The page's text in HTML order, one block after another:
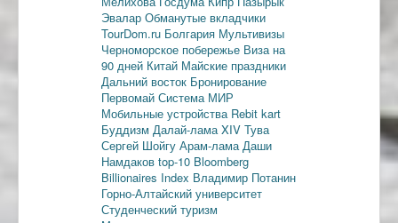
Эвалар Обманутые вкладчики
TourDom.ru Болгария Мультивизы
Черноморское побережье Виза на
90 дней Китай Майские праздники
Дальний восток Бронирование
Первомай Система МИР
Мобильные устройства Rebit kart
Буддизм Далай-лама XIV Тува
Сергей Шойгу Арам-ламаДаши
Намдаков top-10 Bloomberg
Billionaires Index Владимир Потанин
Горно-Алтайский университет
Студенческий туризм